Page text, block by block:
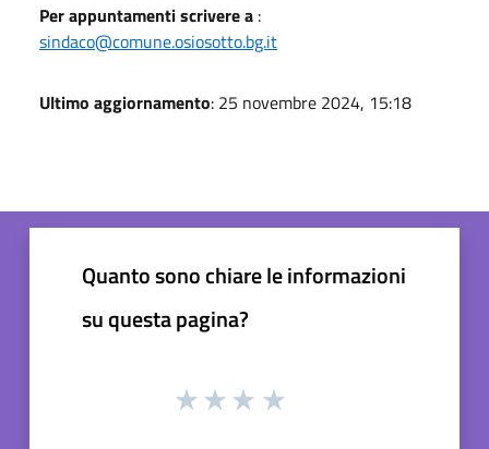
Per appuntamenti scrivere a :
sindaco@comune.osiosotto.bg.it
Ultimo aggiornamento: 25 novembre 2024, 15:18
Quanto sono chiare le informazioni
su questa pagina?